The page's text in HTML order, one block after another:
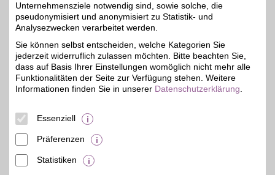
© BSW Verbraucher-Service
Unternehmensziele notwendig sind, sowie solche, die
pseudonymisiert und anonymisiert zu Statistik- und
Analysezwecken verarbeitet werden.
Sie können selbst entscheiden, welche Kategorien Sie
jederzeit widerruflich zulassen möchten. Bitte beachten Sie,
dass auf Basis Ihrer Einstellungen womöglich nicht mehr alle
Funktionalitäten der Seite zur Verfügung stehen. Weitere
Informationen finden Sie in unserer Datenschutzerklärung
Essenziell
Präferenzen
Statistiken